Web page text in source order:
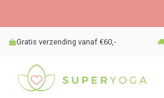
Gratis verzending vanaf €60,-